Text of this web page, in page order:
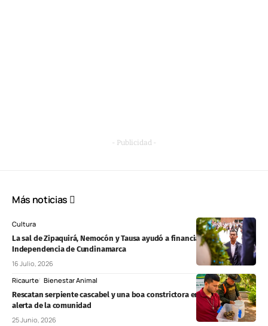
- Publicidad -
Más noticias
Cultura
La sal de Zipaquirá, Nemocón y Tausa ayudó a financiar la
Independencia de Cundinamarca
16 Julio, 2026
Ricaurte Bienestar Animal
Rescatan serpiente cascabel y una boa constrictora en Ricaurte tras
alerta de la comunidad
25 Junio, 2026